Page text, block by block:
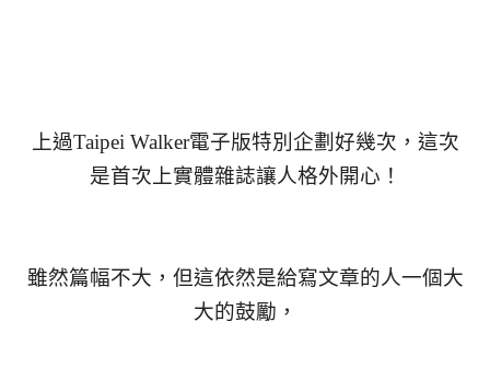
上過Taipei Walker電子版特別企劃好幾次，這次
是首次上實體雜誌讓人格外開心！
雖然篇幅不大，但這依然是給寫文章的人一個大
大的鼓勵，